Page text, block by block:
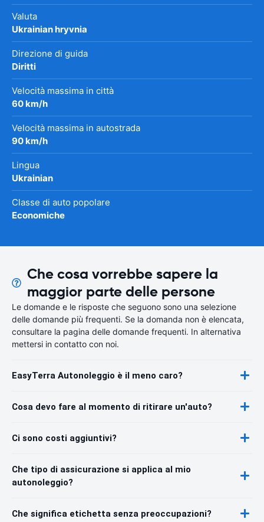
Valuta
Ukrainian hryvnia
Direzione di guida
Diritti
Velocità massima in città
60 km/h
Velocità massima in autostrada
90 km/h
Lingua
Ukrainian
Classe di auto popolare
Economiche
Che cosa vorrebbe sapere la
maggior parte delle persone
Le domande e le risposte che seguono sono una selezione
delle domande più frequenti. Se la domanda non è elencata,
consultare la pagina delle domande frequenti. In alternativa
mettersi in contatto con noi.
EasyTerra Autonoleggio è il meno caro?
Cosa devo fare al momento di ritirare un'auto?
Ci sono costi aggiuntivi?
Che tipo di assicurazione si applica al mio
autonoleggio?
Che significa etichetta senza preoccupazioni?